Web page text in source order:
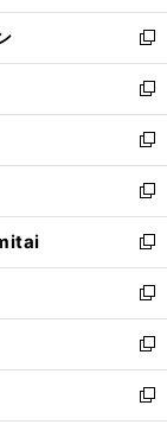
開
く
ウ
で
開
く
ン
ド
ウ
で
開
く
ウ
ィ
ン
ド
ウ
で
開
く
新
し
い
ウ
ィ
ン
ド
ウ
で
開
く
新
し
い
ウ
ィ
ン
ド
ウ
で
開
く
新
し
い
ウ
ィ
ン
ド
ウ
で
開
く
新
し
い
ウ
ィ
ン
ド
ウ
で
開
新
し
い
ウ
ィ
ン
ド
ウ
新
し
い
ウ
ィ
ン
新
し
い
ウ
新
し